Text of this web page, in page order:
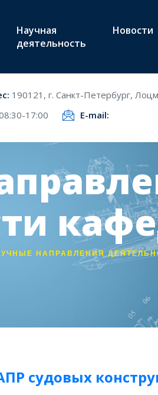
Научная
деятельность
Новости
190121, г. Санкт-Петербург,
17:00 E-mail:
НАПРАВЛЕНИЯ
судовых